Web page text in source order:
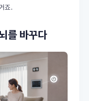
죠.
를 바꾸다